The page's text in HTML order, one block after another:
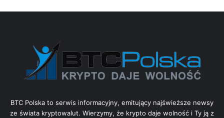
BTC Polska to serwis informacyjny, emitujący najświeższe newsy
ze świata kryptowalut. Wierzymy, że krypto daje wolność i Ty ją z